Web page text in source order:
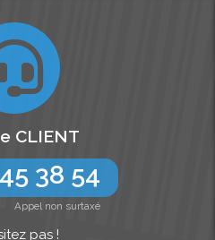
CLIENT
38 54
Appel non surtaxé
pas !